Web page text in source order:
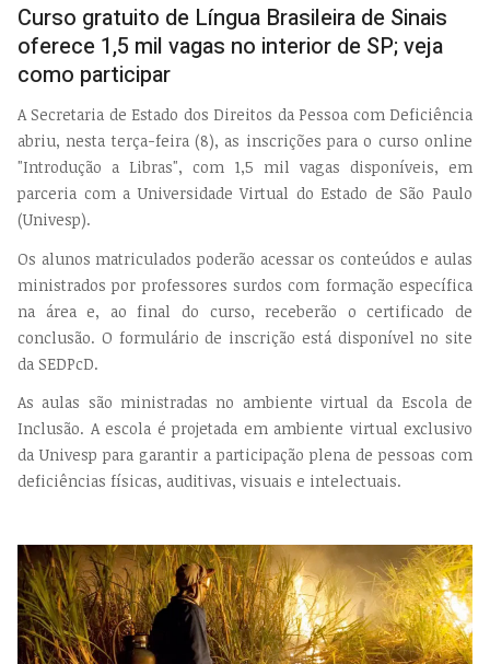
Curso gratuito de Língua Brasileira de Sinais
oferece 1,5 mil vagas no interior de SP; veja
como participar
A Secretaria de Estado dos Direitos da Pessoa com Deficiência
abriu, nesta terça-feira (8), as inscrições para o curso online
"Introdução a Libras", com 1,5 mil vagas disponíveis, em
parceria com a Universidade Virtual do Estado de São Paulo
(Univesp).
Os alunos matriculados poderão acessar os conteúdos e aulas
ministrados por professores surdos com formação específica
na área e, ao final do curso, receberão o certificado de
conclusão. O formulário de inscrição está disponível no site
da SEDPcD.
As aulas são ministradas no ambiente virtual da Escola de
Inclusão. A escola é projetada em ambiente virtual exclusivo
da Univesp para garantir a participação plena de pessoas com
deficiências físicas, auditivas, visuais e intelectuais.